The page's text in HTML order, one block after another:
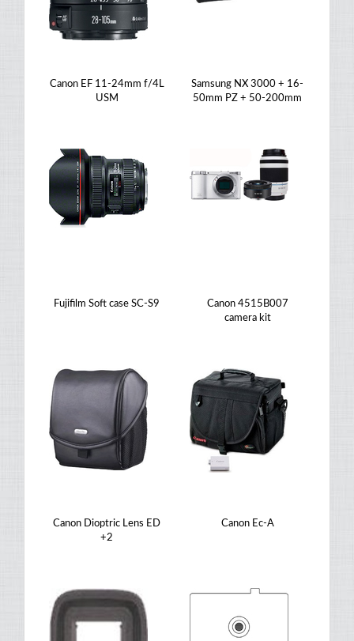
Canon EF 11-24mm f/4L
USM
Samsung NX 3000 + 16-
50mm PZ + 50-200mm
Fujifilm Soft case SC-S9
Canon 4515B007
camera kit
Canon Dioptric Lens ED
+2
Canon Ec-A